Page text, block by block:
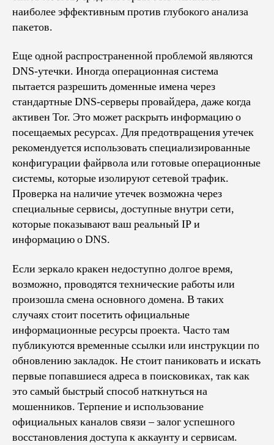
наиболее эффективным против глубокого анализа
пакетов.
Еще одной распространенной проблемой являются
DNS-утечки. Иногда операционная система
пытается разрешить доменные имена через
стандартные DNS-серверы провайдера, даже когда
активен Tor. Это может раскрыть информацию о
посещаемых ресурсах. Для предотвращения утечек
рекомендуется использовать специализированные
конфигурации файрвола или готовые операционные
системы, которые изолируют сетевой трафик.
Проверка на наличие утечек возможна через
специальные сервисы, доступные внутри сети,
которые показывают ваш реальный IP и
информацию о DNS.
Если зеркало кракен недоступно долгое время,
возможно, проводятся технические работы или
произошла смена основного домена. В таких
случаях стоит посетить официальные
информационные ресурсы проекта. Часто там
публикуются временные ссылки или инструкции по
обновлению закладок. Не стоит паниковать и искать
первые попавшиеся адреса в поисковиках, так как
это самый быстрый способ наткнуться на
мошенников. Терпение и использование
официальных каналов связи – залог успешного
восстановления доступа к аккаунту и сервисам.